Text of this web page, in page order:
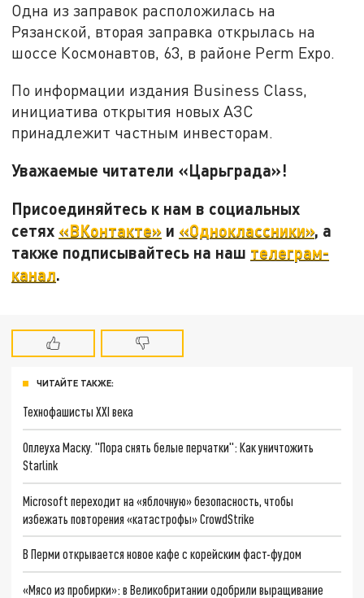
Одна из заправок расположилась на
Рязанской, вторая заправка открылась на
шоссе Космонавтов, 63, в районе Perm Expo.
По информации издания Business Class,
инициатива открытия новых АЗС
принадлежит частным инвесторам.
Уважаемые читатели «Царьграда»!
Присоединяйтесь к нам в социальных
сетях «ВКонтакте» и «Одноклассники», а
также подписывайтесь на наш телеграм-
канал.
ЧИТАЙТЕ ТАКЖЕ:
Технофашисты XXI века
Оплеуха Маску. "Пора снять белые перчатки": Как уничтожить
Starlink
Microsoft переходит на «яблочную» безопасность, чтобы
избежать повторения «катастрофы» CrowdStrike
В Перми открывается новое кафе с корейским фаст-фудом
«Мясо из пробирки»: в Великобритании одобрили выращивание